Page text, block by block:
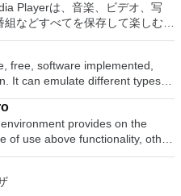
フルバツキー、イタリア語、ラ
マジャール、オランダ、ノルス
ルトガル、スロヴェンスキー、
キーSrpski、Suomi、
にサインインして、すべてのデ
および同期します。 仮想キー
のサポ
ます。 制御する必要のあるマシ
イトにアクセスして、各コンピ
ンロードするだけです。次
情報を使用して、ローカルマ
ンします。そこから、コンピュ
使用する
ンドで暗号化されます。アプリ
スワードで保護します。コンピ
オを再生 VRエクスペリエンス
ヘッドセット、HTC、VIVE、
TVとキャストのサポート
す。
XPSアドインは、2007 Microsoft
補足条項であり、2007 Microsoft
イセンス条項の対象となりま
れているオペレーティングシ
、Windows Vista、Windows
language support for English,
and Polish
requires only a
such as the paragraph
feature. It also has a PDF
count feature. WPS Office
switching language UI,File
include:
Presentation Multimedia
Powerful tool for data
compatible with MS Office
Playerは、音楽、ビデオ、写
などすべてを保存して楽しむ最
再生、表示、外出先で楽しむた
同期、さらには家中のデバイス
プルなデザイン -
エンターテイメントを楽しめ
く - デジタル音楽体験がさらに
イメントをすべて1つの場所に -
テレビ番組をすべて保存して楽
- どこにいても音楽、ビデオ、
free, software implemented,
different types of
VT100 to DEC VT382, and it
It also
language and some other useful
standard telnet and serial
standards. Tera Term is
the connection to any
provides on the
of use above functionality, other
VMware Workstation Pro is
and the most reliable app when
or new software apps and